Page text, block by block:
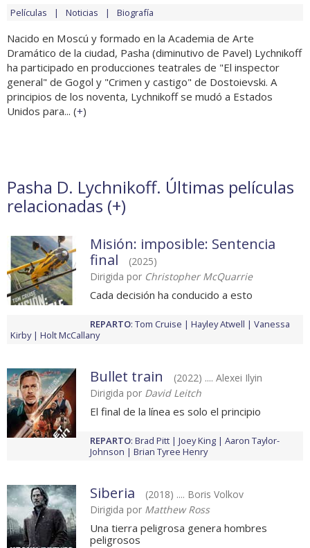
Películas Noticias Biografía
Nacido en Moscú y formado en la Academia de Arte
Dramático de la ciudad, Pasha (diminutivo de Pavel) Lychnikoff
ha participado en producciones teatrales de "El inspector
general" de Gogol y "Crimen y castigo" de Dostoievski. A
principios de los noventa, Lychnikoff se mudó a Estados
Unidos para... (+)
Pasha D. Lychnikoff. Últimas películas
relacionadas (+)
Misión: imposible: Sentencia
final
(2025)
Dirigida por Christopher McQuarrie
Cada decisión ha conducido a esto
REPARTO: Tom Cruise Hayley Atwell
Vanessa
Kirby
Holt McCallany
Bullet train
(2022) .... Alexei Ilyin
Dirigida por David Leitch
El final de la línea es solo el principio
REPARTO: Brad Pitt Joey King
Aaron Taylor-
Johnson
Brian Tyree Henry
Siberia
(2018) .... Boris Volkov
Dirigida por Matthew Ross
Una tierra peligrosa genera hombres
peligrosos